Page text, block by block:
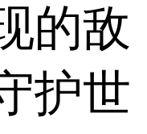
的敌
护世